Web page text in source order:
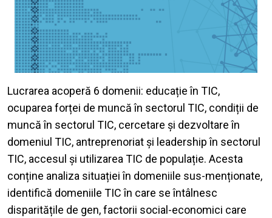
Lucrarea acoperă 6 domenii: educație în TIC,
ocuparea forței de muncă în sectorul TIC, condiții de
muncă în sectorul TIC, cercetare și dezvoltare în
domeniul TIC, antreprenoriat și leadership în sectorul
TIC, accesul și utilizarea TIC de populație. Acesta
conține analiza situației în domeniile sus-menționate,
identifică domeniile TIC în care se întâlnesc
disparitățile de gen, factorii social-economici care